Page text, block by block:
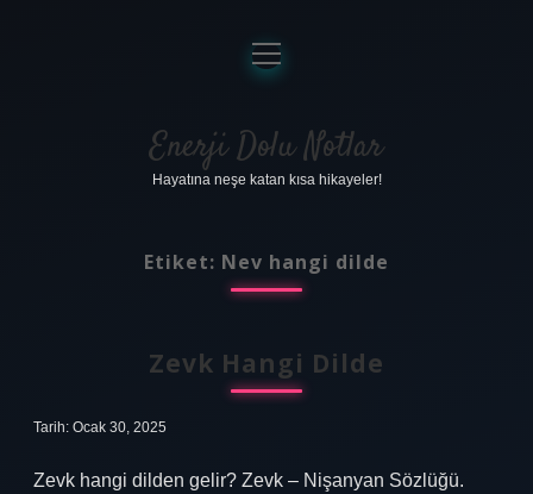
Anasayfa
Gizlilik Politikası
Yasal Uyarı
menüyü
aç
Enerji Dolu Notlar
Hayatına neşe katan kısa hikayeler!
Etiket: Nev hangi dilde
Zevk Hangi Dilde
Tarih: Ocak 30, 2025
Zevk hangi dilden gelir? Zevk – Nişanyan Sözlüğü.